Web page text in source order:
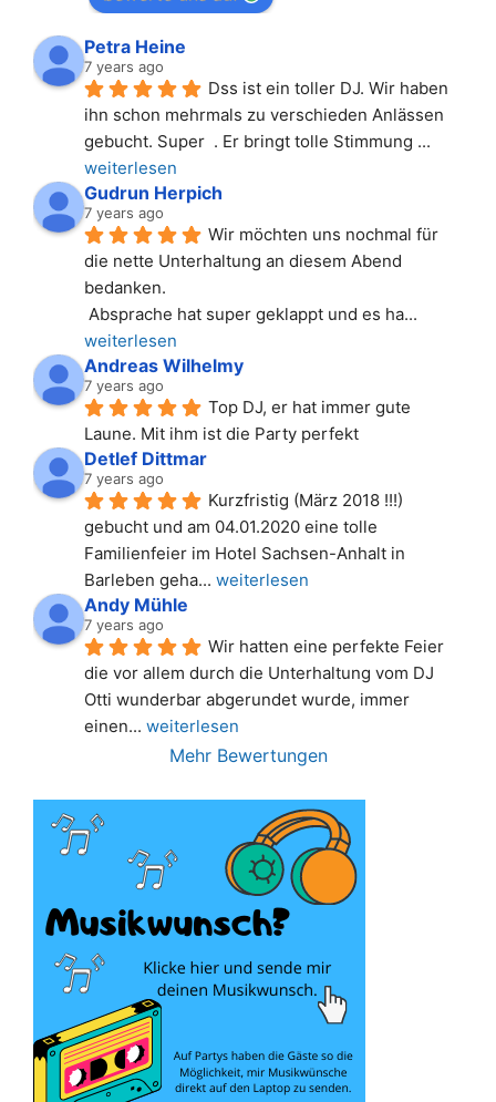
Petra Heine
7 years ago
Dss ist ein toller DJ. Wir haben
ihn schon mehrmals zu verschieden Anlässen
gebucht. Super  . Er bringt tolle Stimmung
weiterlesen
Gudrun Herpich
7 years ago
Wir möchten uns nochmal für
die nette Unterhaltung an diesem Abend
bedanken.
Absprache hat super geklappt und es ha
weiterlesen
Andreas Wilhelmy
7 years ago
Top DJ, er hat immer gute
Laune. Mit ihm ist die Party perfekt
Detlef Dittmar
7 years ago
Kurzfristig (März 2018 !!!)
gebucht und am 04.01.2020 eine tolle
Familienfeier im Hotel Sachsen-Anhalt in
Barleben geha... weiterlesen
Andy Mühle
7 years ago
Wir hatten eine perfekte Feier
die vor allem durch die Unterhaltung vom DJ
Otti wunderbar abgerundet wurde, immer
einen... weiterlesen
Mehr Bewertungen